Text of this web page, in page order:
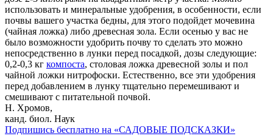
использовать и минеральные удобрения, в особенности, если
почвы вашего участка бедны, для этого подойдет мочевина
(чайная ложка) либо древесная зола. Если осенью у вас не
было возможности удобрить почву то сделать это можно
непосредственно в лунки перед посадкой, дозы следующие:
0,2-0,3 кг компоста, столовая ложка древесной золы и пол
чайной ложки нитрофоски. Естественно, все эти удобрения
перед добавлением в лунку тщательно перемешивают и
смешивают с питательной почвой.
Н. Хромов,
канд. биол. Наук
Подпишись бесплатно на «САДОВЫЕ ПОДСКАЗКИ»